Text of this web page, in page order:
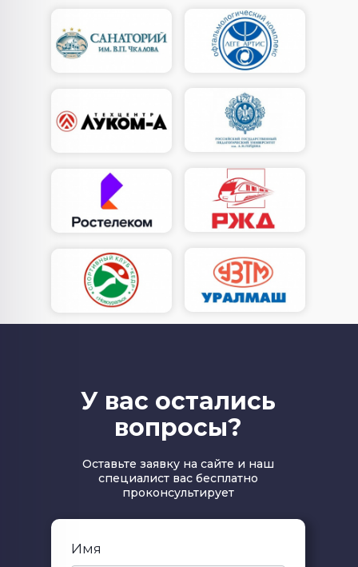
У вас остались
вопросы?
Оставьте заявку на сайте и наш
специалист вас бесплатно
проконсультирует
Имя